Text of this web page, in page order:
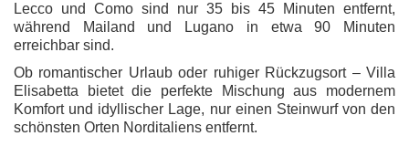
Lecco und Como sind nur 35 bis 45 Minuten entfernt,
während Mailand und Lugano in etwa 90 Minuten
erreichbar sind.
Ob romantischer Urlaub oder ruhiger Rückzugsort – Villa
Elisabetta bietet die perfekte Mischung aus modernem
Komfort und idyllischer Lage, nur einen Steinwurf von den
schönsten Orten Norditaliens entfernt.